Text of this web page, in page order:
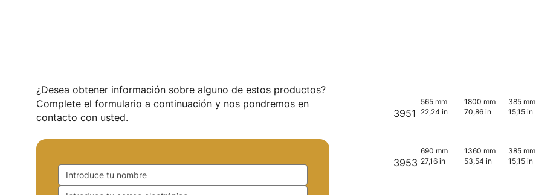
3951
565 mm
22,24 in
1800 mm
70,86 in
385 mm
15,15 in
3953
690 mm
27,16 in
1360 mm
53,54 in
385 mm
15,15 in
¿Desea obtener información sobre alguno de estos productos?
Complete el formulario a continuación y nos pondremos en
contacto con usted.